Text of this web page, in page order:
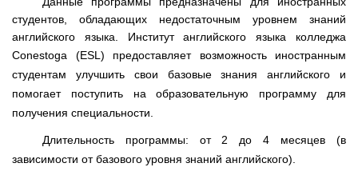
студентов, обладающих недостаточным уровнем знаний
английского языка. Институт английского языка колледжа
Conestoga (ESL ) предоставляет возможность иностранным
студентам улучшить свои базовые знания английского и
помогает поступить на образовательную программу для
получения специальности.
Длительность программы: от 2 до 4 месяцев (в
зависимости от базового уровня знаний английского).